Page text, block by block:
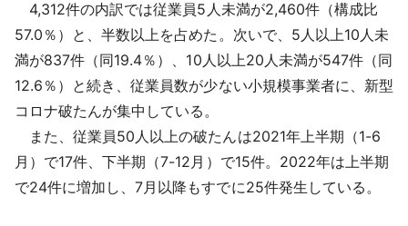
4,312件の内訳では従業員5人未満が2,460件（構成比
57.0％）と、半数以上を占めた。次いで、5人以上10人未
満が837件（同19.4％）、10人以上20人未満が547件（同
12.6％）と続き、従業員数が少ない小規模事業者に、新型
コロナ破たんが集中している。
また、従業員50人以上の破たんは2021年上半期（1-6
月）で17件、下半期（7-12月）で15件。2022年は上半期
で24件に増加し、7月以降もすでに25件発生している。